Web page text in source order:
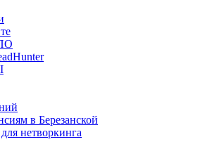
в Березанской
нетворкинга